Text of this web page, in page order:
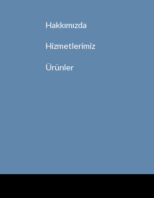
Hakkımızda
Hizmetlerimiz
Ürünler